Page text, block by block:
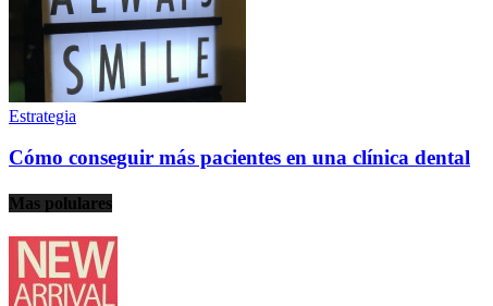
Estrategia
Cómo conseguir más pacientes en una clínica dental
Mas polulares